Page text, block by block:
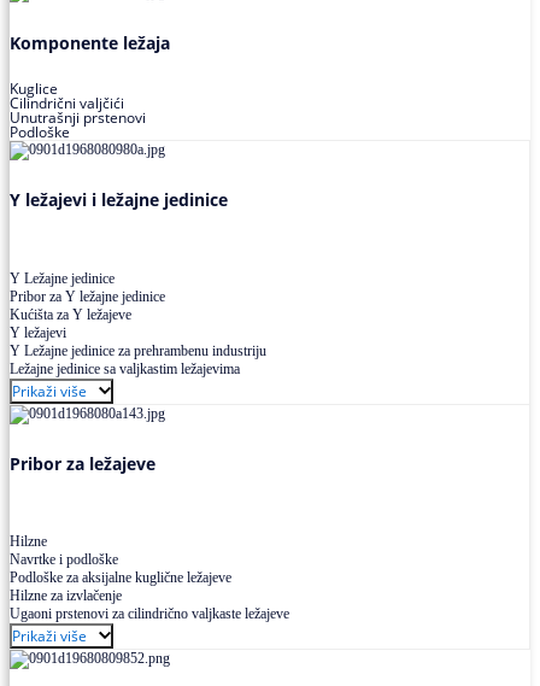
Komponente ležaja
Kuglice
Cilindrični valjčići
Unutrašnji prstenovi
Podloške
Y ležajevi i ležajne jedinice
Y Ležajne jedinice
Pribor za Y ležajne jedinice
Kućišta za Y ležajeve
Y ležajevi
Y Ležajne jedinice za prehrambenu industriju
Ležajne jedinice sa valjkastim ležajevima
Prikaži više
Pribor za ležajeve
Hilzne
Navrtke i podloške
Podloške za aksijalne kuglične ležajeve
Hilzne za izvlačenje
Ugaoni prstenovi za cilindrično valjkaste ležajeve
Prikaži više